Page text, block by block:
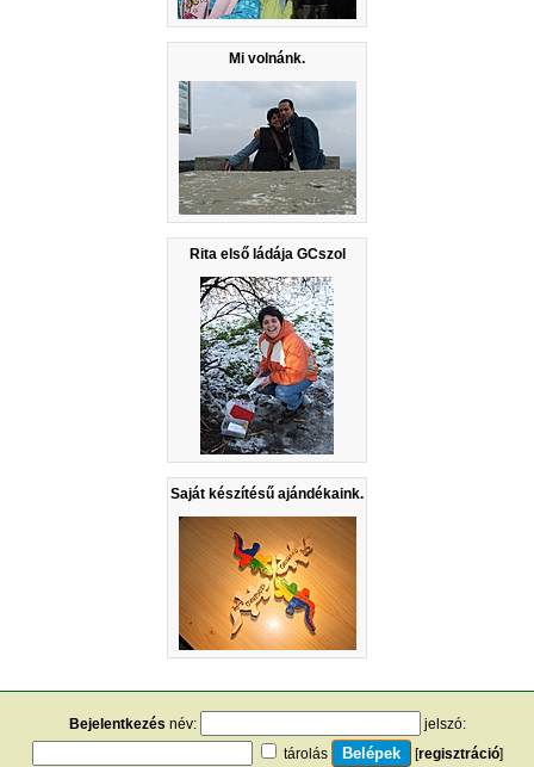
Mi volnánk.
Rita első ládája GCszol
Saját készítésű ajándékaink.
Bejelentkezés név:
jelszó:
tárolás
[regisztráció]